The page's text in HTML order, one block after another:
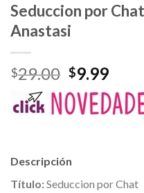
Seduccion por
Anastasi
$29.00 $9.99
Descripción
Título:Seduccion por Chat